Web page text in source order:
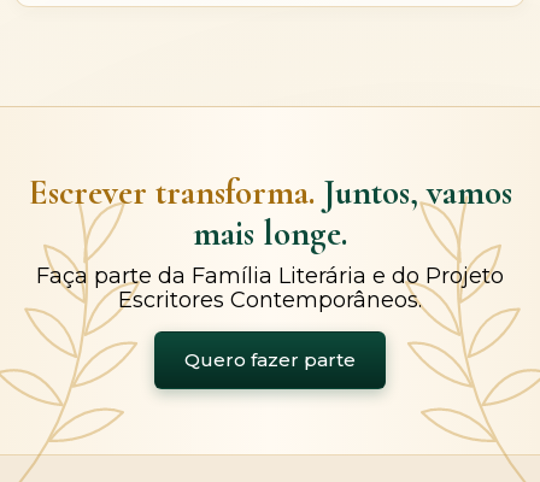
Escrever transforma. Juntos, vamos
mais longe.
Faça parte da Família Literária e do Projeto
Escritores Contemporâneos.
Quero fazer parte